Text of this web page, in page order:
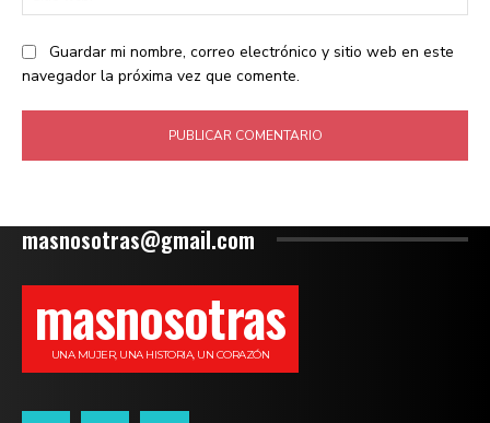
Guardar mi nombre, correo electrónico y sitio web en este
navegador la próxima vez que comente.
masnosotras@gmail.com
masnosotras
UNA MUJER, UNA HISTORIA, UN CORAZÓN